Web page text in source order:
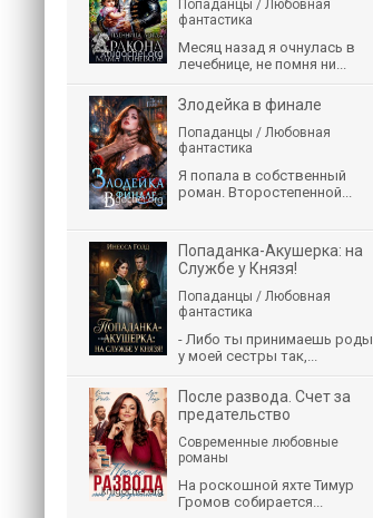
Попаданцы / Любовная
фантастика
Месяц назад я очнулась в
лечебнице, не помня ни...
Злодейка в финале
Попаданцы / Любовная
фантастика
Я попала в собственный
роман. Второстепенной...
Попаданка-Акушерка: на
Службе у Князя!
Попаданцы / Любовная
фантастика
- Либо ты принимаешь роды
у моей сестры так,...
После развода. Счет за
предательство
Современные любовные
романы
На роскошной яхте Тимур
Громов собирается...